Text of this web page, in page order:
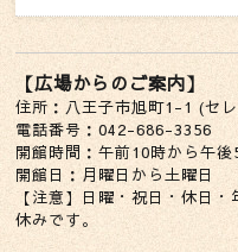
【広場からのご案内】
住所：八王子市旭町1-1 (セ
電話番号：042-686-3356
開館時間：午前10時から午
開館日：月曜日から土曜日
【注意】日曜・祝日・休日
休みです。